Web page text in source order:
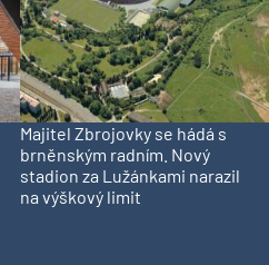
Majitel Zbrojovky se hádá s
brněnským radním. Nový
stadion za Lužánkami narazil
na výškový limit